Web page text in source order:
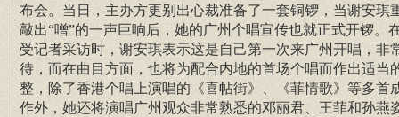
布会。当日，主办方更别出心裁准备了一套铜锣，当谢安琪
敲出“噌”的一声巨响后，她的广州个唱宣传也就正式开锣。
受记者采访时，谢安琪表示这是自己第一次来广州开唱，非
待，而在曲目方面，也将为配合内地的首场个唱而作出适当
整，除了香港个唱上演唱的《喜帖街》、《菲情歌》等多首
作外，她还将演唱广州观众非常熟悉的邓丽君、王菲和孙燕